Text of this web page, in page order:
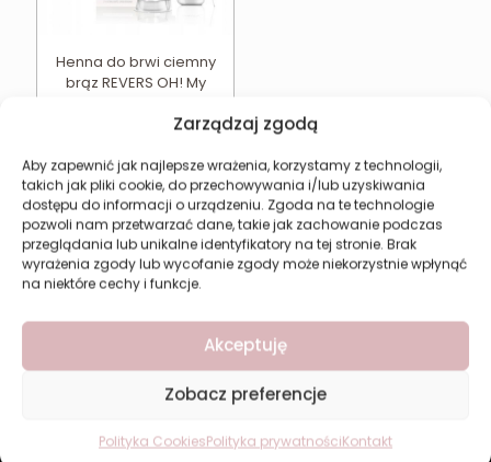
Zarządzaj zgodą
Aby zapewnić jak najlepsze wrażenia, korzystamy z technologii,
takich jak pliki cookie, do przechowywania i/lub uzyskiwania
dostępu do informacji o urządzeniu. Zgoda na te technologie
pozwoli nam przetwarzać dane, takie jak zachowanie podczas
przeglądania lub unikalne identyfikatory na tej stronie. Brak
wyrażenia zgody lub wycofanie zgody może niekorzystnie wpłynąć
na niektóre cechy i funkcje.
Akceptuję
Zobacz preferencje
Polityka CookiesPolityka prywatnościKontakt
Henna do brwi ciemny
brąz REVERS OH! My
Dodaj do koszyka
Revers Cosmetics